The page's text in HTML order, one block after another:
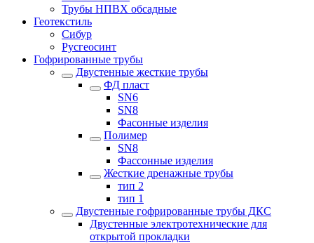
Трубы НПВХ обсадные
Геотекстиль
Сибур
Русгеосинт
Гофрированные трубы
Двустенные жесткие трубы
ФД пласт
SN6
SN8
Фасонные изделия
Полимер
SN8
Фассонные изделия
Жесткие дренажные трубы
тип 2
тип 1
Двустенные гофрированные трубы ДКС
Двустенные электротехнические для
открытой прокладки